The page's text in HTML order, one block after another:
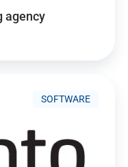
agency
SOFTWARE